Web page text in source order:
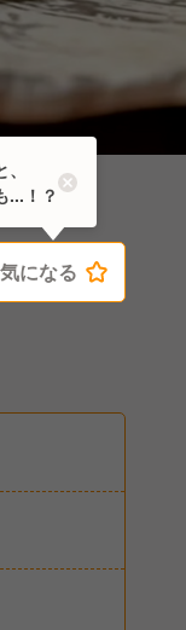
気になる
気になる
...！？